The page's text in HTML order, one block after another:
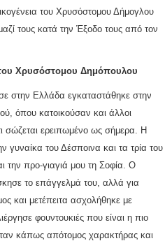
του Χρυσόστομου Δήμογλου
τους κατά την Έξοδο τους από τον
Χρυσόστομου Δημόπουλου
στην Ελλάδα εγκαταστάθηκε στην
όπου κατοικούσαν και άλλοι
σώζεται ερειπωμένο ως σήμερα. Η
γυναίκα του Δέσποινα και τα τρία του
την προ-γιαγιά μου τη Σοφία. Ο
το επάγγελμά του, αλλά για
και μετέπειτα ασχολήθηκε με
φουντουκιές που είναι η πιο
κάπως απότομος χαρακτήρας και